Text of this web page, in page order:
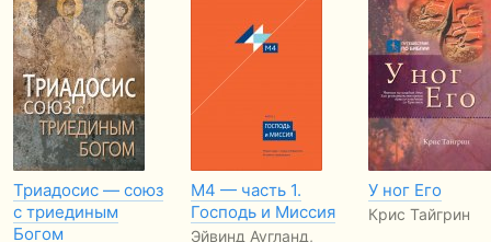
Триадосис — союз
с триединым
Богом
М4 — часть 1.
Господь и Миссия
Эйвинд Аугланд,
У ног Его
Крис Тайгрин